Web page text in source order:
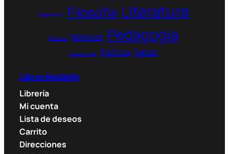
Depresión Filosofía Literatura
Música Noticias Pedagogía
Personajes Política Terror
Libros Medellín
Librería
Mi cuenta
Lista de deseos
Carrito
Direcciones